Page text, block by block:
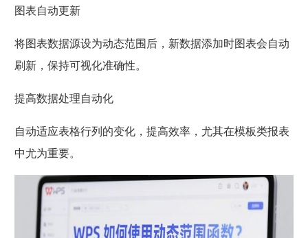
图表自动更新
将图表数据源设为动态范围后，新数据添加时图表会自动
刷新，保持可视化准确性。
提高数据处理自动化
自动适应表格行列的变化，提高效率，尤其在模板类报表
中尤为重要。